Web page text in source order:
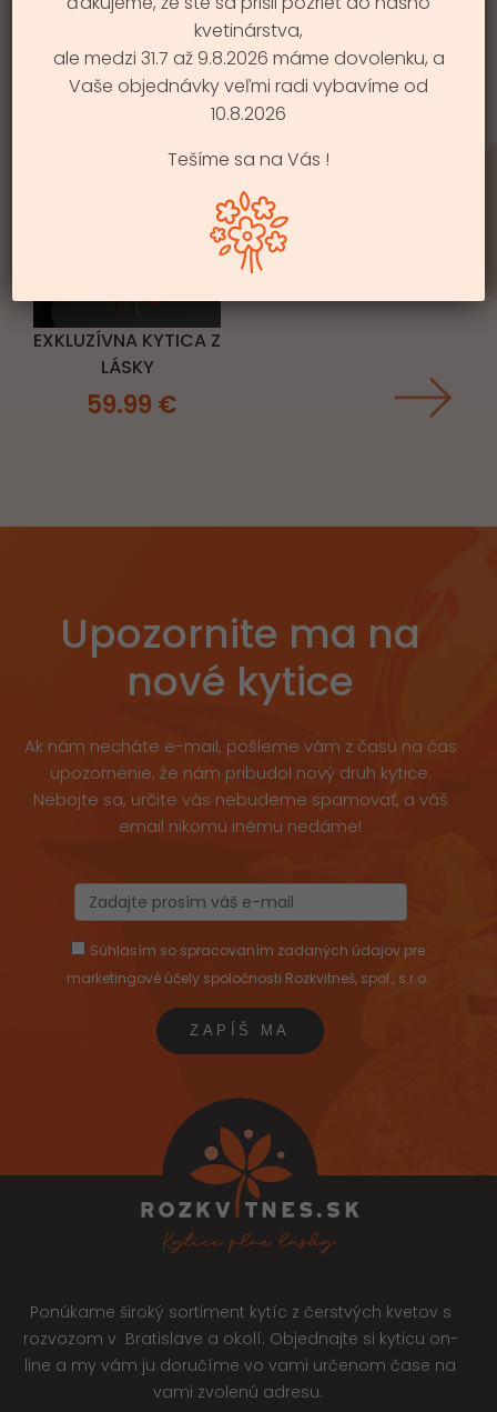
69.99€
59.99€
EXKLUZÍVNA KYTICA Z
LÁSKY
59.99 €
Upozornite ma na
nové kytice
Ak nám necháte e-mail, pošleme vám z času na čas
upozornenie, že nám pribudol nový druh kytice.
Nebojte sa, určite vás nebudeme spamovať, a váš
email nikomu inému nedáme!
Súhlasím so spracovaním zadaných údajov pre
marketingové účely spoločnosti Rozkvitneš, spol., s.r.o.
Ponúkame široký sortiment kytíc z čerstvých kvetov s
rozvozom v Bratislave a okolí. Objednajte si kyticu on-
line a my vám ju doručíme vo vami určenom čase na
vami zvolenú adresu.
kvetinárstva,
ale medzi 31.7 až 9.8.2026 máme dovolenku, a
Vaše objednávky veľmi radi vybavíme od
10.8.2026
Tešíme sa na Vás !